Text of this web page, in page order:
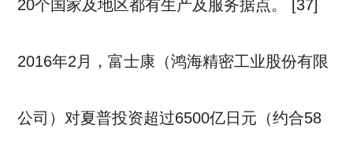
20个国家及地区都有生产及服务据点。 [37]
2016年2月，富士康（鸿海精密工业股份有限
公司）对夏普投资超过6500亿日元（约合58